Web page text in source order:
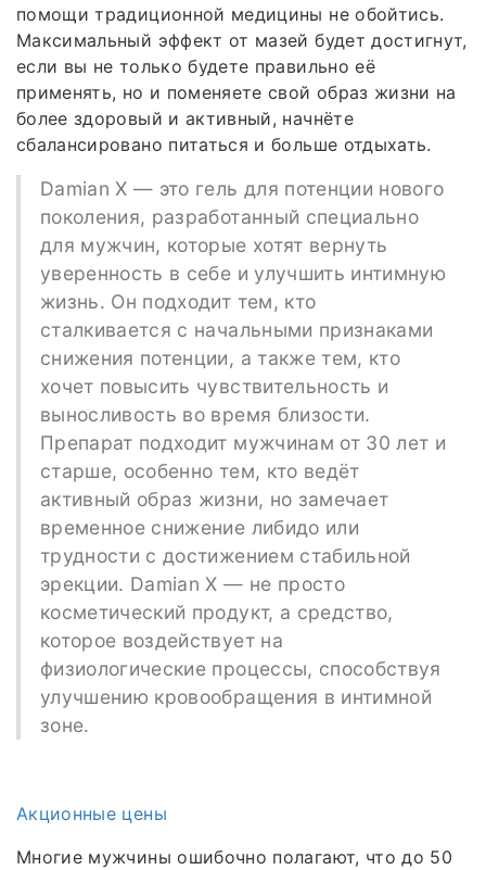
помощи традиционной медицины не обойтись.
Максимальный эффект от мазей будет достигнут,
если вы не только будете правильно её
применять, но и поменяете свой образ жизни на
более здоровый и активный, начнёте
сбалансировано питаться и больше отдыхать.
Damian X — это гель для потенции нового
поколения, разработанный специально
для мужчин, которые хотят вернуть
уверенность в себе и улучшить интимную
жизнь. Он подходит тем, кто
сталкивается с начальными признаками
снижения потенции, а также тем, кто
хочет повысить чувствительность и
выносливость во время близости.
Препарат подходит мужчинам от 30 лет и
старше, особенно тем, кто ведёт
активный образ жизни, но замечает
временное снижение либидо или
трудности с достижением стабильной
эрекции. Damian X — не просто
косметический продукт, а средство,
которое воздействует на
физиологические процессы, способствуя
улучшению кровообращения в интимной
зоне.
Акционные цены
Многие мужчины ошибочно полагают, что до 50